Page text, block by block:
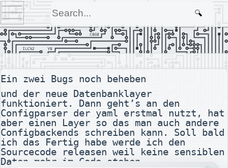
Ein zwei Bugs noch beheben
und der neue Datenbanklayer
funktioniert. Dann geht’s an den
Configparser der yaml erstmal nutzt, hat
aber einen Layer so das man auch andere
Configbackends schreiben kann. Soll bald
ich das Fertig habe werde ich den
Sourcecode releasen weil keine sensiblen
Daten mehr im Code stehen.